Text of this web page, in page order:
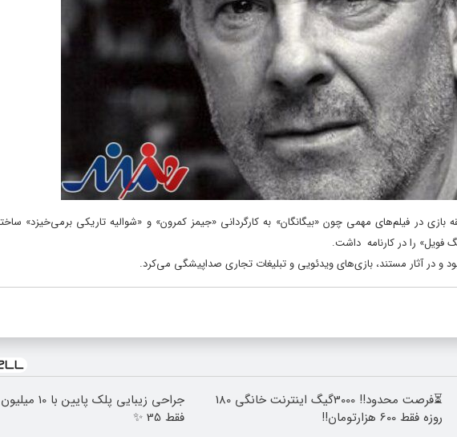
بازی در فیلم‌های مهمی چون «بیگانگان» به کارگردانی «جیمز کمرون» و «شوالیه تاریکی برمی‌خیزد»
فویل» را در کارنامه داشت.
و در آثار مستند، بازی‌های ویدئویی و تبلیغات تجاری صداپیشگی می‌کرد.
⏳فرصت محدود!! 3000گیگ اینترنت خانگی 180
روزه فقط 600 هزارتومان!!
جراحی زیبایی
فقط 35 ✨